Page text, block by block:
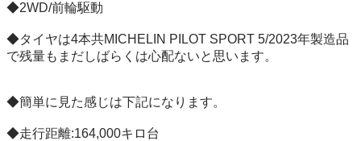
◆2WD/前輪駆動
◆タイヤは4本共MICHELIN PILOT SPORT 5/2023年製造品
で残量もまだしばらくは心配ないと思います。
◆簡単に見た感じは下記になります。
◆走行距離:164,000キロ台